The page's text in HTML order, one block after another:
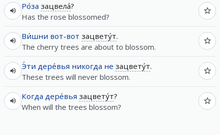
Ро́за зацвела́?
Has the rose blossomed?
Ви́шни вот-вот зацвету́т.
The cherry trees are about to blossom.
Э́ти дере́вья никогда не зацвету́т.
These trees will never blossom.
Когда дере́вья зацвету́т?
When will the trees blossom?